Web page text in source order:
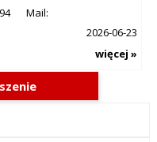
Mail:
2026-06-23
więcej »